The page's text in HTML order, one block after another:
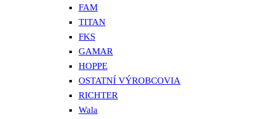
FAM
TITAN
FKS
GAMAR
HOPPE
OSTATNÍ VÝROBCOVIA
RICHTER
Wala